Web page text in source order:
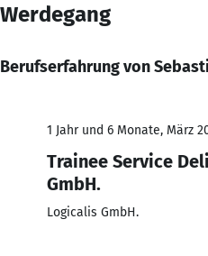
Werdegang
Berufserfahrung von
1 Jahr und 6 Monate, März
Trainee Service
GmbH.
Logicalis GmbH.